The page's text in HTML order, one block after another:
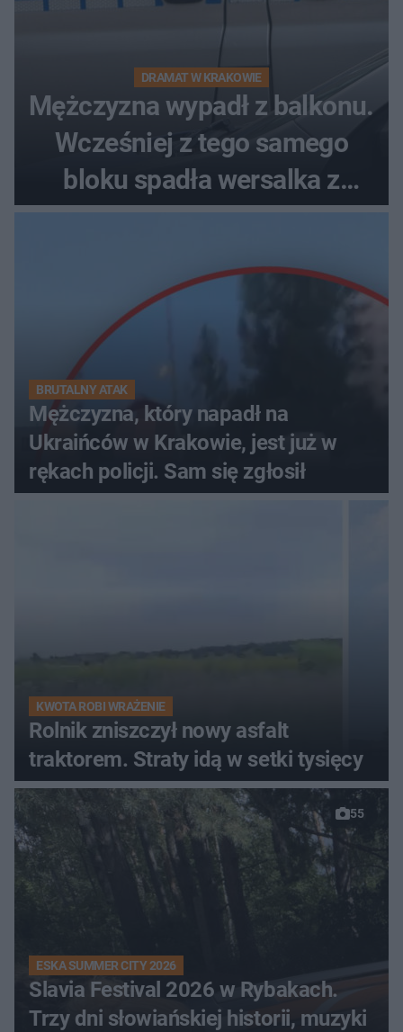
DRAMAT W KRAKOWIE
Mężczyzna wypadł z balkonu.
Wcześniej z tego samego
bloku spadła wersalka z
pościelą
BRUTALNY ATAK
Mężczyzna, który napadł na
Ukraińców w Krakowie, jest już w
rękach policji. Sam się zgłosił
KWOTA ROBI WRAŻENIE
Rolnik zniszczył nowy asfalt
traktorem. Straty idą w setki tysięcy
55
ESKA SUMMER CITY 2026
Slavia Festival 2026 w Rybakach.
Trzy dni słowiańskiej historii, muzyki